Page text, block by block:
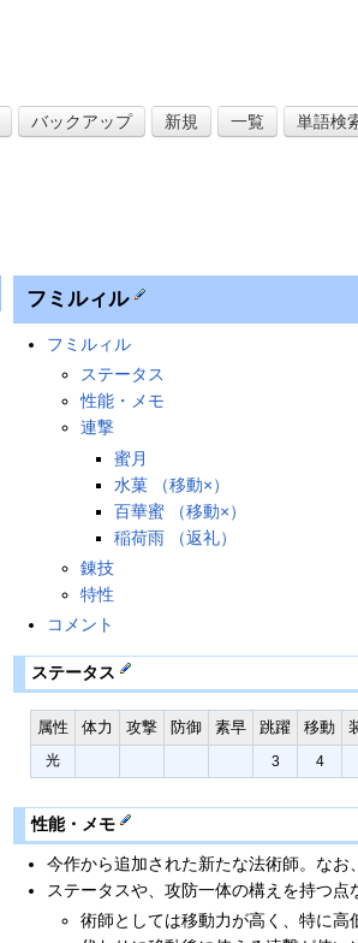
バックアップ 新規 一覧 単語検
フミルィル
フミルィル
ステータス
性能・メモ
連撃
蜜月
水菓 （移動×）
百華蜜 （移動×）
稲荷雨 （返礼）
錬技
特性
コメント
ステータス
属性 体力 攻撃 防御 素早 跳躍 移動
光 3 4
性能・メモ
今作から追加された新たな法術師。なお
ステータスや、攻防一体の構えを持つ点
術師としては移動力が高く、特に高